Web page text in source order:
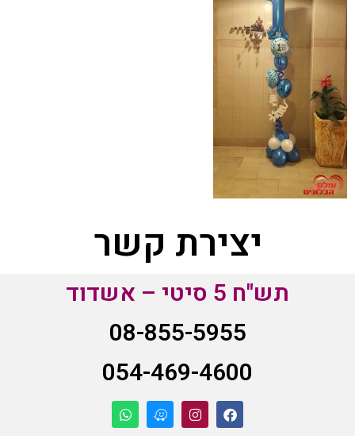
יצירת קשר
תש"ח 5 סיטי – אשדוד
08-855-5955
054-469-4600